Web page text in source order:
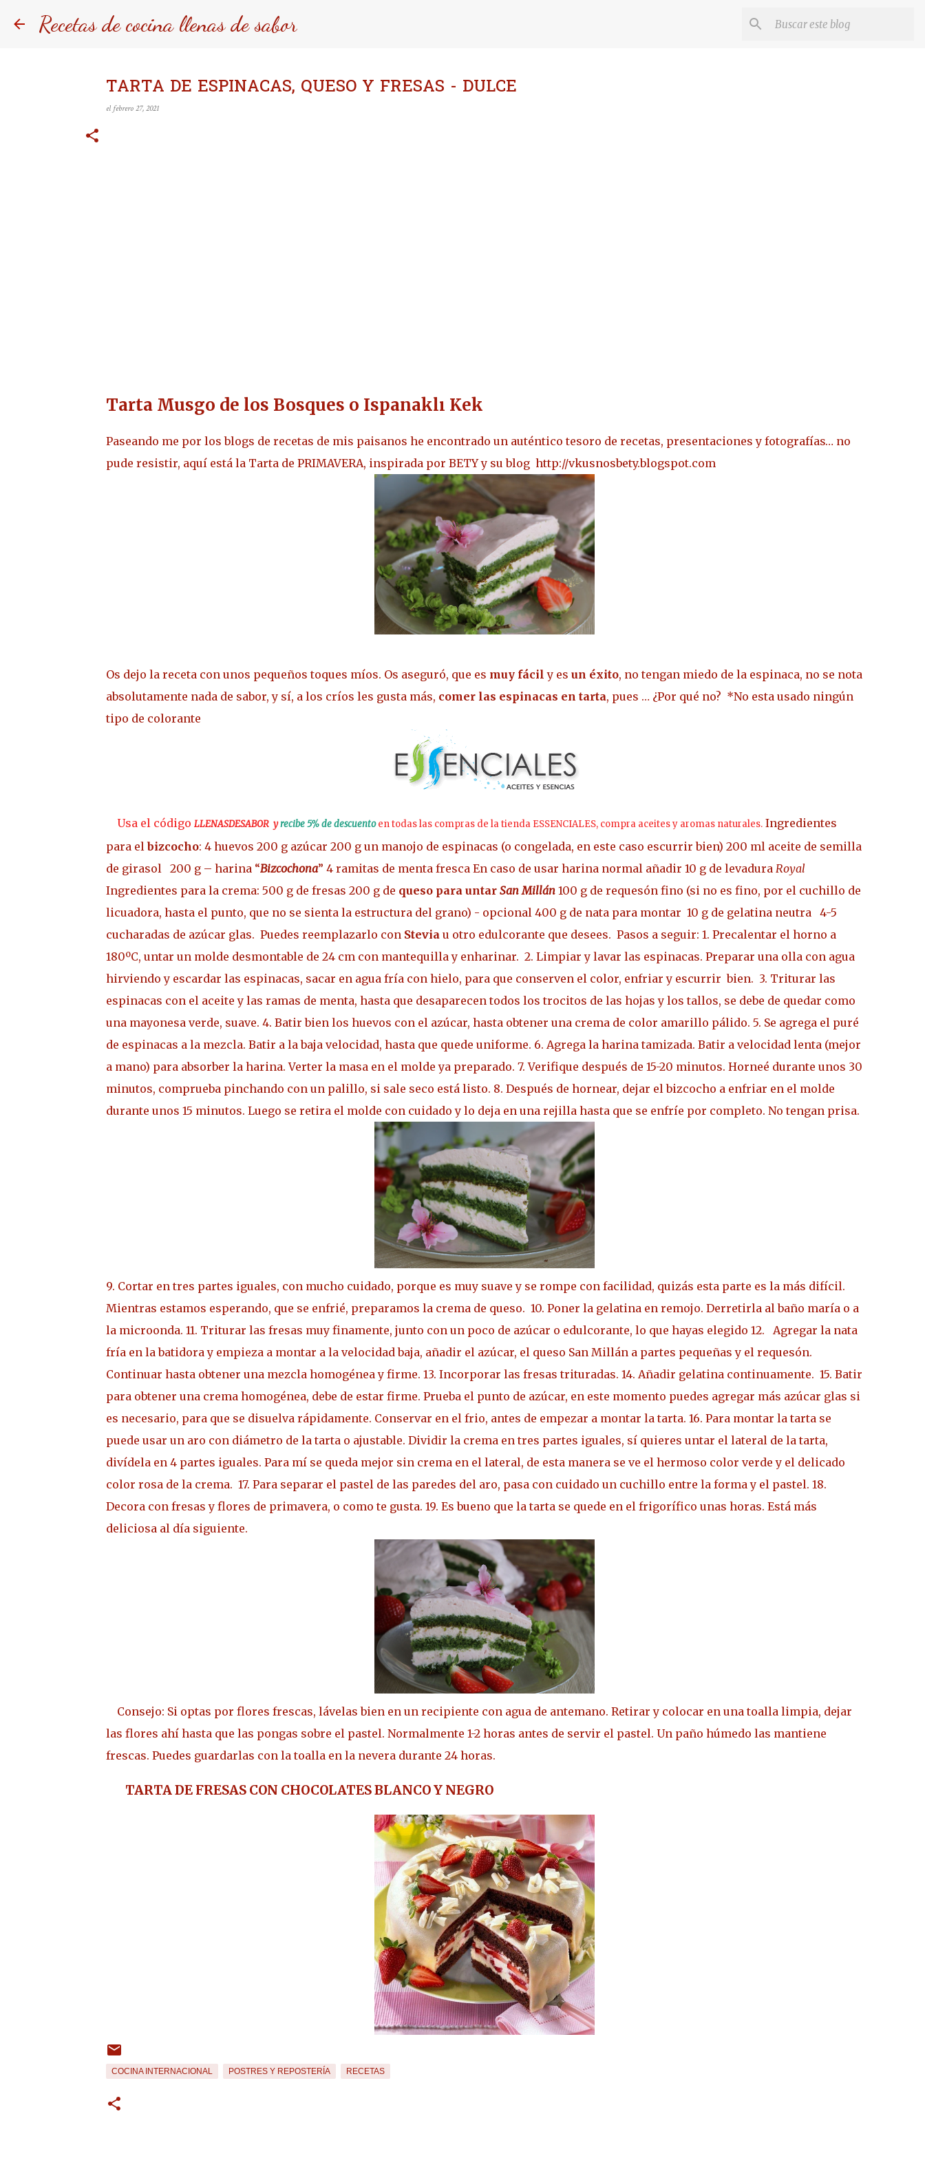
Recetas de cocina llenas de sabor
TARTA DE ESPINACAS, QUESO Y FRESAS - DULCE
el febrero 27, 2021
Tarta Musgo de los Bosques o Ispanaklı Kek
Paseando me por los blogs de recetas de mis paisanos he encontrado un auténtico tesoro de recetas, presentaciones y fotografías… no
pude resistir, aquí está la Tarta de PRIMAVERA, inspirada por BETY y su blog http://vkusnosbety.blogspot.com
Os dejo la receta con unos pequeños toques míos. Os aseguró, que es muy fácily es un éxito, no tengan miedo de la espinaca, no se nota
absolutamente nada de sabor, y sí, a los críos les gusta más, comer las espinacas en tarta, pues … ¿Por qué no? *No esta usado ningún
tipo de colorante
Usa el código LLENASDESABOR yrecibe 5% de descuento en todas las compras de la tienda ESSENCIALES, compra aceites y aromas naturales. Ingredientes
para el bizcocho: 4 huevos 200 g azúcar 200 g un manojo de espinacas (o congelada, en este caso escurrir bien) 200 ml aceite de semilla
de girasol
200 g – harina “Bizcochona” 4 ramitas de menta fresca En caso de usar harina normal añadir 10 g de levadura Royal
Ingredientes para la crema: 500 g de fresas 200 g de queso para untar San Millán 100 g de requesón fino (si no es fino, por el cuchillo de
licuadora, hasta el punto, que no se sienta la estructura del grano) - opcional 400 g de nata para montar 10 g de gelatina neutra
4-5
cucharadas de azúcar glas. Puedes reemplazarlo con Stevia u otro edulcorante que desees. Pasos a seguir: 1. Precalentar el horno a
180ºC, untar un molde desmontable de 24 cm con mantequilla y enharinar. 2. Limpiar y lavar las espinacas. Preparar una olla con agua
hirviendo y escardar las espinacas, sacar en agua fría con hielo, para que conserven el color, enfriar y escurrir bien. 3. Triturar las
espinacas con el aceite y las ramas de menta, hasta que desaparecen todos los trocitos de las hojas y los tallos, se debe de quedar como
una mayonesa verde, suave. 4. Batir bien los huevos con el azúcar, hasta obtener una crema de color amarillo pálido. 5. Se agrega el puré
de espinacas a la mezcla. Batir a la baja velocidad, hasta que quede uniforme. 6. Agrega la harina tamizada. Batir a velocidad lenta (mejor
a mano) para absorber la harina. Verter la masa en el molde ya preparado. 7. Verifique después de 15-20 minutos. Horneé durante unos 30
minutos, comprueba pinchando con un palillo, si sale seco está listo. 8. Después de hornear, dejar el bizcocho a enfriar en el molde
durante unos 15 minutos. Luego se retira el molde con cuidado y lo deja en una rejilla hasta que se enfríe por completo. No tengan prisa.
9. Cortar en tres partes iguales, con mucho cuidado, porque es muy suave y se rompe con facilidad, quizás esta parte es la más difícil.
Mientras estamos esperando, que se enfrié, preparamos la crema de queso. 10. Poner la gelatina en remojo. Derretirla al baño maría o a
la microonda. 11. Triturar las fresas muy finamente, junto con un poco de azúcar o edulcorante, lo que hayas elegido 12. Agregar la nata
fría en la batidora y empieza a montar a la velocidad baja, añadir el azúcar, el queso San Millán a partes pequeñas y el requesón.
Continuar hasta obtener una mezcla homogénea y firme. 13. Incorporar las fresas trituradas. 14. Añadir gelatina continuamente. 15. Batir
para obtener una crema homogénea, debe de estar firme. Prueba el punto de azúcar, en este momento puedes agregar más azúcar glas si
es necesario, para que se disuelva rápidamente. Conservar en el frio, antes de empezar a montar la tarta. 16. Para montar la tarta se
puede usar un aro con diámetro de la tarta o ajustable. Dividir la crema en tres partes iguales, sí quieres untar el lateral de la tarta,
divídela en 4 partes iguales. Para mí se queda mejor sin crema en el lateral, de esta manera se ve el hermoso color verde y el delicado
color rosa de la crema. 17. Para separar el pastel de las paredes del aro, pasa con cuidado un cuchillo entre la forma y el pastel. 18.
Decora con fresas y flores de primavera, o como te gusta. 19. Es bueno que la tarta se quede en el frigorífico unas horas. Está más
deliciosa al día siguiente.
Consejo: Si optas por flores frescas, lávelas bien en un recipiente con agua de antemano. Retirar y colocar en una toalla limpia, dejar
las flores ahí hasta que las pongas sobre el pastel. Normalmente 1-2 horas antes de servir el pastel. Un paño húmedo las mantiene
frescas. Puedes guardarlas con la toalla en la nevera durante 24 horas.
TARTA DE FRESAS CON CHOCOLATES BLANCO Y NEGRO
COCINA INTERNACIONAL POSTRES Y REPOSTERÍA RECETAS